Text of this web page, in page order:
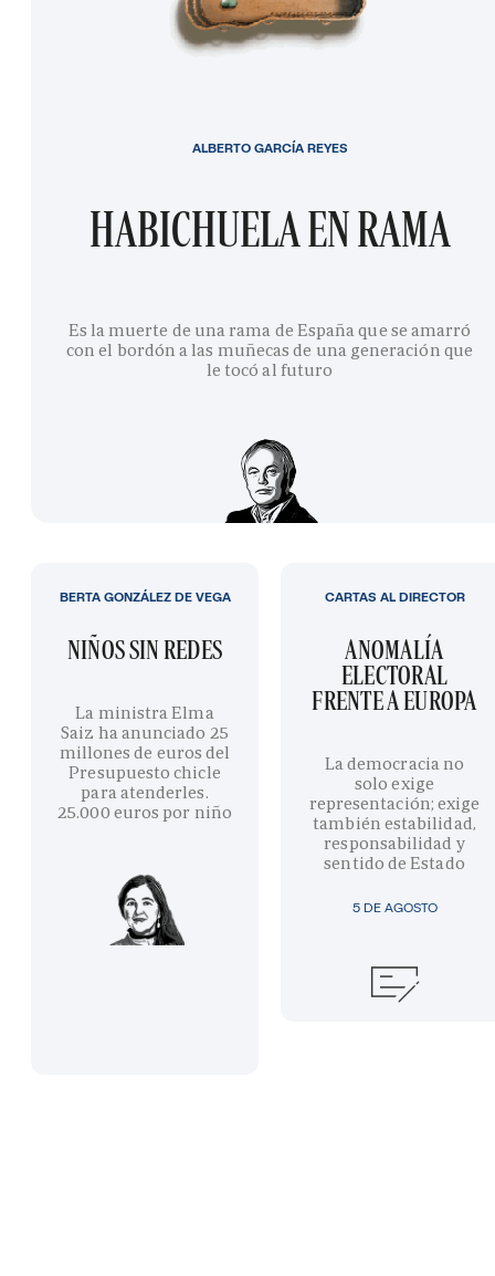
HABICHUELA EN RAMA
Es la muerte de una rama de España que se amarró
con el bordón a las muñecas de una generación que
le tocó al futuro
ALBERTO GARCÍA REYES
NIÑOS SIN REDES
La ministra Elma
Saiz ha anunciado 25
millones de euros del
Presupuesto chicle
para atenderles.
25.000 euros por niño
BERTA GONZÁLEZ DE VEGA
5 DE AGOSTO
ANOMALÍA
ELECTORAL
FRENTE A EUROPA
La democracia no
solo exige
representación; exige
también estabilidad,
responsabilidad y
sentido de Estado
CARTAS AL DIRECTOR